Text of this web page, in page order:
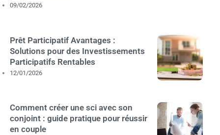
09/02/2026
Prêt Participatif Avantages :
Solutions pour des Investissements
Participatifs Rentables
12/01/2026
Comment créer une sci avec son
conjoint : guide pratique pour réussir
en couple